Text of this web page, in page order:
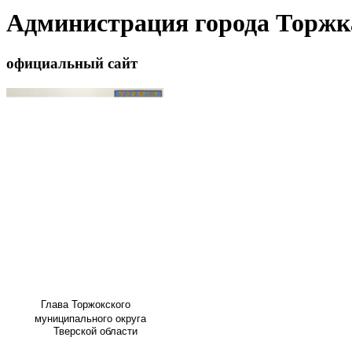
Администрация города
официальный сайт
Глава Торжокского
муниципального округа
Тверской области